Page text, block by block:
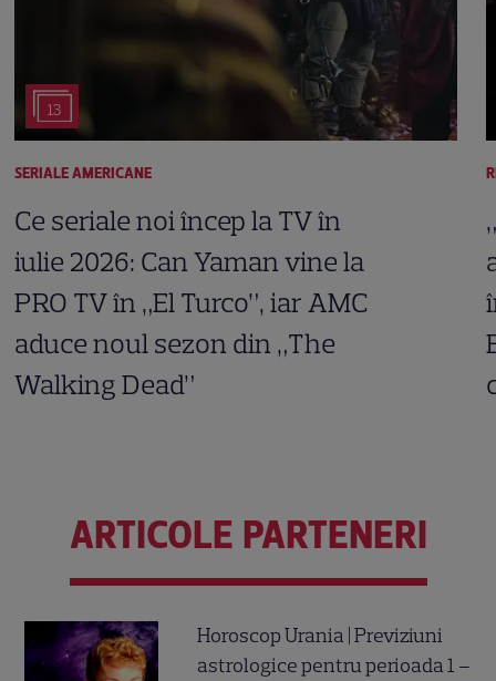
13
SERIALE AMERICANE
Ce seriale noi încep la TV în
iulie 2026: Can Yaman vine la
PRO TV în „El Turco”, iar AMC
aduce noul sezon din „The
Walking Dead”
ARTICOLE PARTENERI
Horoscop Urania | Previziuni
astrologice pentru perioada 1 –